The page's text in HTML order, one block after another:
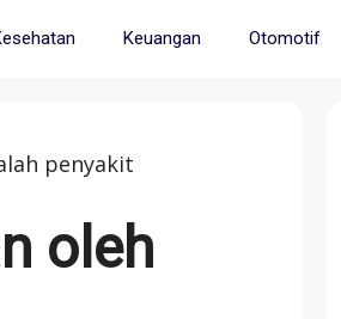
Keuangan Otomotif
penyakit
oleh